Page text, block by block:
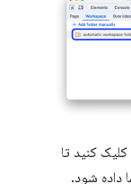
کلیک کنید تا